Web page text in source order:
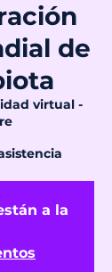
de
virtual -
a la